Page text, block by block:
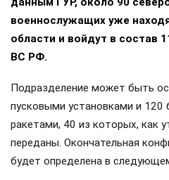
военнослужащих уже
области и войдут в состав
ВС РФ.
Подразделение может быть
пусковыми установками и 120
ракетами, 40 из которых, как
переданы. Окончательная
будет определена в